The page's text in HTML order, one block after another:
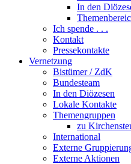
In den
Ich spende . . .
Kontakt
Pressekontakte
Vernetzung
Bistümer / ZdK
Bundesteam
In den Diözesen
Lokale Kontakte
Themengruppen
zu
International
Externe
Externe Aktionen